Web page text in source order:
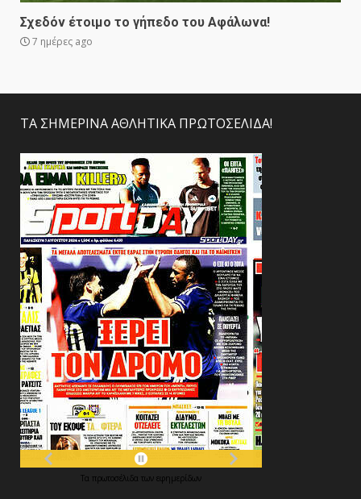
Σχεδόν έτοιμο το γήπεδο του Αφάλωνα!
7 ημέρες ago
ΤΑ ΣΗΜΕΡΙΝΑ ΑΘΛΗΤΙΚΑ ΠΡΩΤΟΣΕΛΙΔΑ!
Τα πρωτοσέλιδα των εφημερίδων